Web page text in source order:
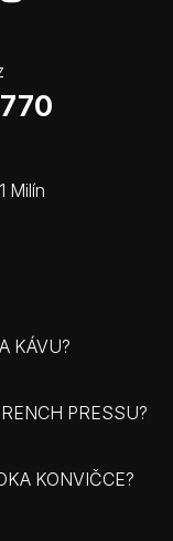
Milín
KÁVU?
PRESSU?
KONVIČCE?